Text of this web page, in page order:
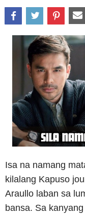
Isa na namang
kilalang Kapuso
Araullo laban sa
bansa. Sa